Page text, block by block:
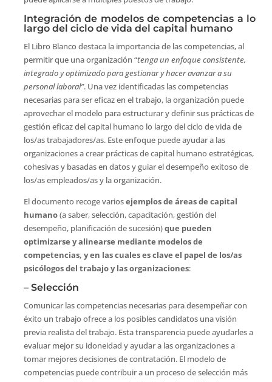
Integración de modelos de competencias a lo
largo del ciclo de vida del capital humano
El Libro Blanco destaca la importancia de las competencias, al
permitir que una organización “tenga un enfoque consistente,
integrado y optimizado para gestionar y hacer avanzar a su
personal laboral”. Una vez identificadas las competencias
necesarias para ser eficaz en el trabajo, la organización puede
aprovechar el modelo para estructurar y definir sus prácticas de
gestión eficaz del capital humano lo largo del ciclo de vida de
los/as trabajadores/as. Este enfoque puede ayudar a las
organizaciones a crear prácticas de capital humano estratégicas,
cohesivas y basadas en datos y guiar el desempeño exitoso de
los/as empleados/as y la organización.
El documento recoge variosejemplos de áreas de capital
humano(a saber, selección, capacitación, gestión del
desempeño, planificación de sucesión)que pueden
optimizarse y alinearse mediante modelos de
competencias, y en las cuales es clave el papel de los/as
psicólogos del trabajo y las organizaciones:
– Selección
Comunicar las competencias necesarias para desempeñar con
éxito un trabajo ofrece a los posibles candidatos una visión
previa realista del trabajo. Esta transparencia puede ayudarles a
evaluar mejor su idoneidad y ayudar a las organizaciones a
tomar mejores decisiones de contratación. El modelo de
competencias puede contribuir a un proceso de selección más